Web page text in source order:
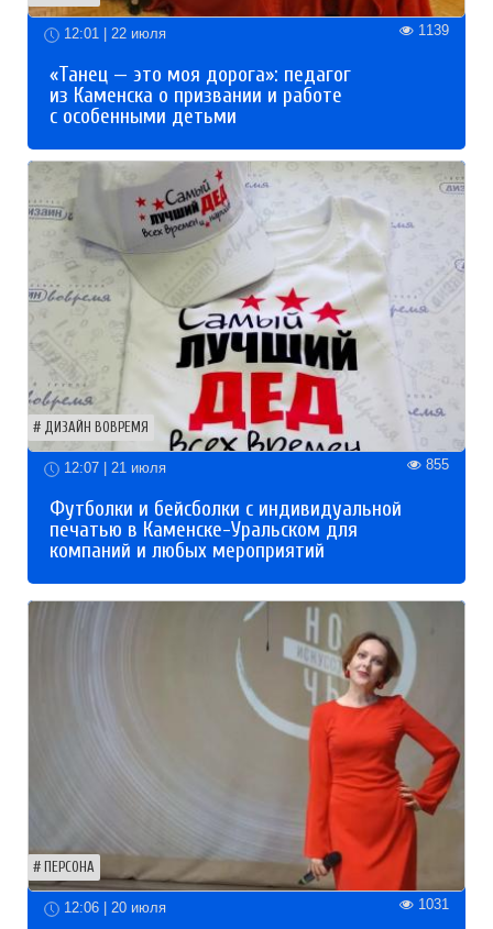
12:01 | 22 июля 1139
«Танец — это моя дорога»: педагог
из Каменска о призвании и работе
с особенными детьми
ДИЗАЙН ВОВРЕМЯ
12:07 | 21 июля 855
Футболки и бейсболки с индивидуальной
печатью в Каменске-Уральском для
компаний и любых мероприятий
ПЕРСОНА
12:06 | 20 июля 1031